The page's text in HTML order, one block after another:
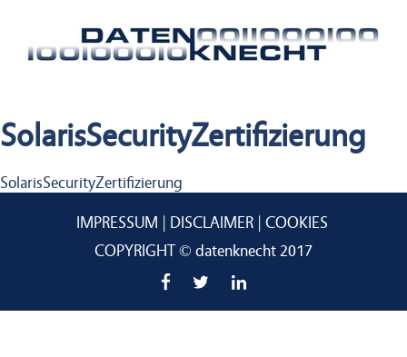
SolarisSecurityZertifizierung
Beitragsnavigation
SolarisSecurityZertifizierung
IMPRESSUM DISCLAIMER
COOKIES
COPYRIGHT © datenknecht 2017